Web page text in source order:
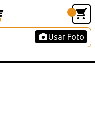
Usar Foto